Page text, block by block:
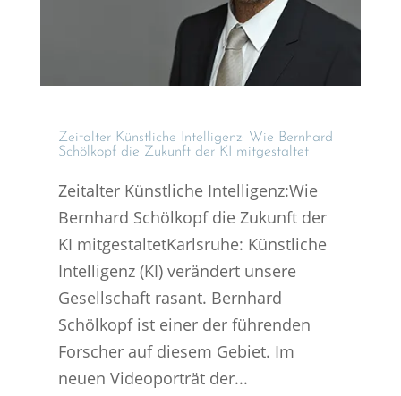
Zeital­ter Künst­li­che Intel­li­genz: Wie Bernhard
Schöl­kopf die Zukunft der KI mitgestaltet
Zeitalter Künstliche Intelligenz:Wie
Bernhard Schölkopf die Zukunft der
KI mitgestaltetKarlsruhe: Künstliche
Intelligenz (KI) verändert unsere
Gesellschaft rasant. Bernhard
Schölkopf ist einer der führenden
Forscher auf diesem Gebiet. Im
neuen Videoporträt der...